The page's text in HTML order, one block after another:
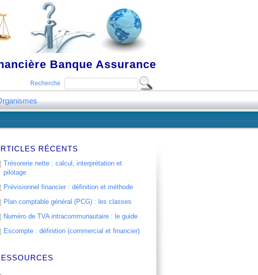
Banque Assurance
Recherche
RÉCENTS
Trésorerie nette : calcul, interprétation et
pilotage
Prévisionnel financier : définition et méthode
Plan comptable général (PCG) : les classes
Numéro de TVA intracommunautaire : le guide
Escompte : définition (commercial et financier)